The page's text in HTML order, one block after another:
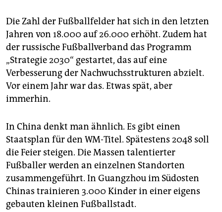
Die Zahl der Fußballfelder hat sich in den letzten
Jahren von 18.000 auf 26.000 erhöht. Zudem hat
der russische Fußballverband das Programm
„Strategie 2030“ gestartet, das auf eine
Verbesserung der Nachwuchsstrukturen abzielt.
Vor einem Jahr war das. Etwas spät, aber
immerhin.
In China denkt man ähnlich. Es gibt einen
Staatsplan für den WM-Titel. Spätestens 2048 soll
die Feier steigen. Die Massen talentierter
Fußballer werden an einzelnen Standorten
zusammengeführt. In Guangzhou im Südosten
Chinas trainieren 3.000 Kinder in einer eigens
gebauten kleinen Fußballstadt.